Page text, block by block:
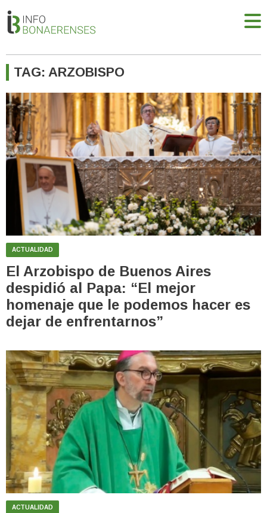
TAG: ARZOBISPO
ACTUALIDAD
El Arzobispo de Buenos Aires
despidió al Papa: “El mejor
homenaje que le podemos hacer es
dejar de enfrentarnos”
ACTUALIDAD